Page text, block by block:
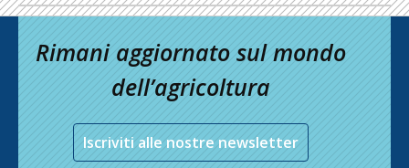
Rimani aggiornato sul mondo
dell’agricoltura
Iscriviti alle nostre newsletter